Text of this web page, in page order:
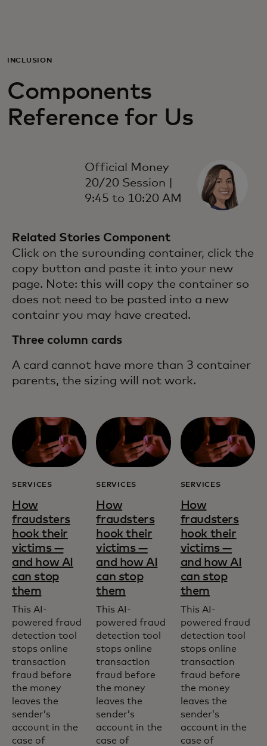
Pour les professionnels
Pour le monde
Actualités et tendances
INCLUSION
Components
Reference for Us
Official Money
20/20 Session |
9:45 to 10:20 AM
Related Stories Component
Click on the surounding container, click the
copy button and paste it into your new
page. Note: this will copy the container so
does not need to be pasted into a new
containr you may have created.
Three column cards
A card cannot have more than 3 container
parents, the sizing will not work.
SERVICES
How
fraudsters
hook their
victims —
and how AI
can stop
them
This AI-
powered fraud
detection tool
stops online
transaction
fraud before
the money
leaves the
sender’s
account in the
case of
SERVICES
How
fraudsters
hook their
victims —
and how AI
can stop
them
This AI-
powered fraud
detection tool
stops online
transaction
fraud before
the money
leaves the
sender’s
account in the
case of
SERVICES
How
fraudsters
hook their
victims —
and how AI
can stop
them
This AI-
powered fraud
detection tool
stops online
transaction
fraud before
the money
leaves the
sender’s
account in the
case of